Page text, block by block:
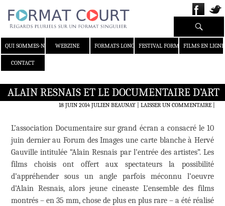
QUI SOMMES-NOUS ?WEBZINE FORMATS LONGS FESTIVAL FORMAT COURT
FILMS EN LIGNE
CONTACT
Recherche
ALAIN RESNAIS ET LE DOCUMENTAIRE D’ART
18 JUIN 2014 JULIEN BEAUNAY LAISSER UN COMMENTAIRE|
L’association Documentaire sur grand écran a consacré le 10
juin dernier au Forum des Images une carte blanche à Hervé
Gauville intitulée “Alain Resnais par l’entrée des artistes”. Les
films choisis ont offert aux spectateurs la possibilité
d’appréhender sous un angle parfois méconnu l’oeuvre
d’Alain Resnais, alors jeune cineaste L’ensemble des films
montrés – en 35 mm, chose de plus en plus rare – a été réalisé